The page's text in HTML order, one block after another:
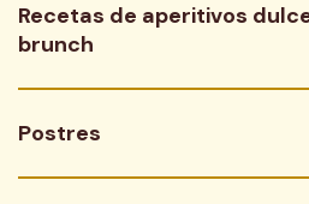
Recetas de aperitivos
brunch
Postres